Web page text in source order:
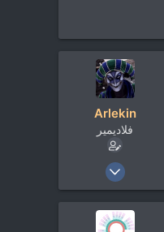
113
Arlekin
فلاديمير
23 Июн 2008
8.752
13.865